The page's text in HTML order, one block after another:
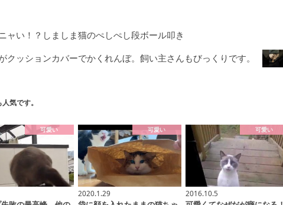
ャい！？しましま猫のぺしぺし段ボール叩き
クッションカバーでかくれんぼ。飼い主さんもびっくりです。
気です。
可愛い 可愛い
2020.1.29
可愛い
2016.10.5